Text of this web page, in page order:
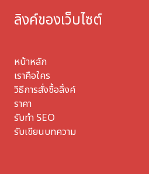
ลิงค์ของเว็บไซต์
หน้าหลัก
เราคือใคร
วิธีการสั่งซื้อลิ้งค์
ราคา
รับทำ SEO
รับเขียนบทความ